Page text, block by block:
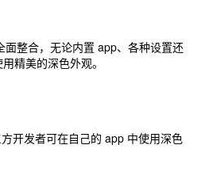
面整合，无论内置 app、各种设置还
精美的深色外观。
开发者可在自己的 app 中使用深色